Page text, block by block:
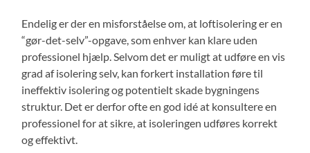
Endelig er der en misforståelse om, at loftisolering er en
“gør-det-selv”-opgave, som enhver kan klare uden
professionel hjælp. Selvom det er muligt at udføre en vis
grad af isolering selv, kan forkert installation føre til
ineffektiv isolering og potentielt skade bygningens
struktur. Det er derfor ofte en god idé at konsultere en
professionel for at sikre, at isoleringen udføres korrekt
og effektivt.